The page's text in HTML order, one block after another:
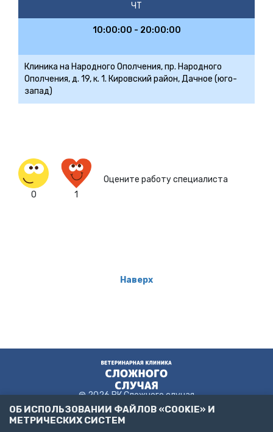
ЧТ
10:00:00 - 20:00:00
Клиника на Народного Ополчения, пр. Народного
Ополчения, д. 19, к. 1. Кировский район, Дачное (юго-
запад)
0 1
Оцените работу специалиста
Наверх
@ 2026 ВК Сложного случая
ОБ ИСПОЛЬЗОВАНИИ ФАЙЛОВ «COOKIE» И
МЕТРИЧЕСКИХ СИСТЕМ